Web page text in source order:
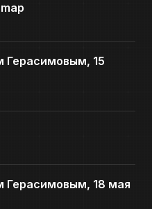
Герасимовым, 15
Герасимовым, 18 мая